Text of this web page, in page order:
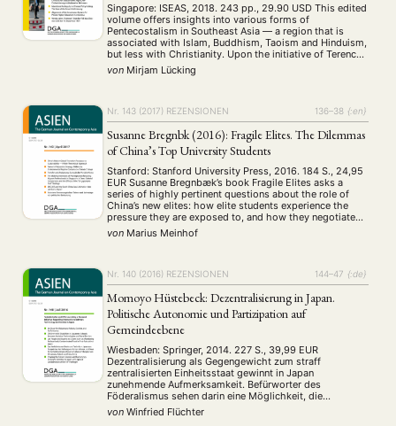
Singapore: ISEAS, 2018. 243 pp., 29.90 USD This edited
volume offers insights into various forms of
Pentecostalism in Southeast Asia — a region that is
associated with Islam, Buddhism, Taoism and Hinduism,
but less with Christianity. Upon the initiative of Terence
Chong, deputy director at the ISEAS — Yusof Ishak
Institute, Singapore, the book contains …
von Mirjam Lücking
Nr. 143 (2017) REZENSIONEN 136–38 {:en}
Susanne Bregnbӕk (2016): Fragile Elites. The Dilemmas
of China’s Top University Students
Stanford: Stanford University Press, 2016. 184 S., 24,95
EUR Susanne Bregnbӕk’s book Fragile Elites asks a
series of highly pertinent questions about the role of
China’s new elites: how elite students experience the
pressure they are exposed to, and how they negotiate
the tensions between their biographical expectations,
their parents and the government. It tries …
von Marius Meinhof
Nr. 140 (2016) REZENSIONEN 144–47 {:de}
Momoyo Hüstebeck: Dezentralisierung in Japan.
Politische Autonomie und Partizipation auf
Gemeindeebene
Wiesbaden: Springer, 2014. 227 S., 39,99 EUR
Dezentralisierung als Gegengewicht zum straff
zentralisierten Einheitsstaat gewinnt in Japan
zunehmende Aufmerksamkeit. Befürworter des
Föderalismus sehen darin eine Möglichkeit, die
mangelnde horizontale Gewaltenteilung durch die
vertikale zu entschärfen. Im öffentlichen Diskurs in Japan
von Winfried Flüchter